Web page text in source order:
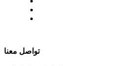
تواصل معنا